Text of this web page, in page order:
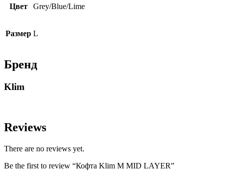
Цвет Grey/Blue/Lime
Размер L
Бренд
Klim
Reviews
There are no reviews yet.
Be the first to review “Кофта Klim M MID LAYER”